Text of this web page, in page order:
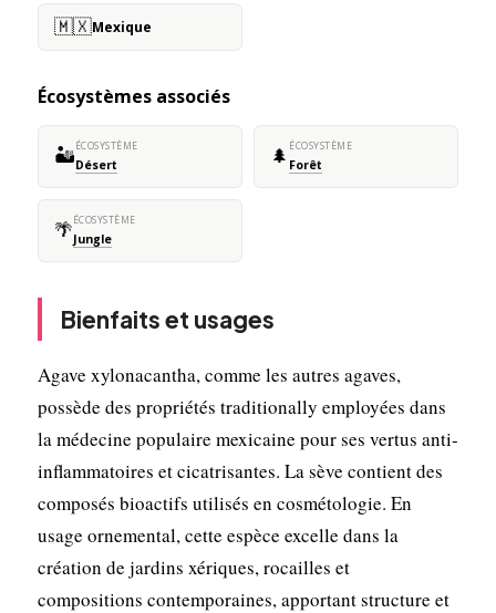
🇲🇽Mexique
Écosystèmes associés
🏜️ÉCOSYSTÈME
Désert 🌲 ÉCOSYSTÈME
Forêt
🌴ÉCOSYSTÈME
Jungle
Bienfaits et usages
Agave xylonacantha, comme les autres agaves,
possède des propriétés traditionally employées dans
la médecine populaire mexicaine pour ses vertus anti-
inflammatoires et cicatrisantes. La sève contient des
composés bioactifs utilisés en cosmétologie. En
usage ornemental, cette espèce excelle dans la
création de jardins xériques, rocailles et
compositions contemporaines, apportant structure et